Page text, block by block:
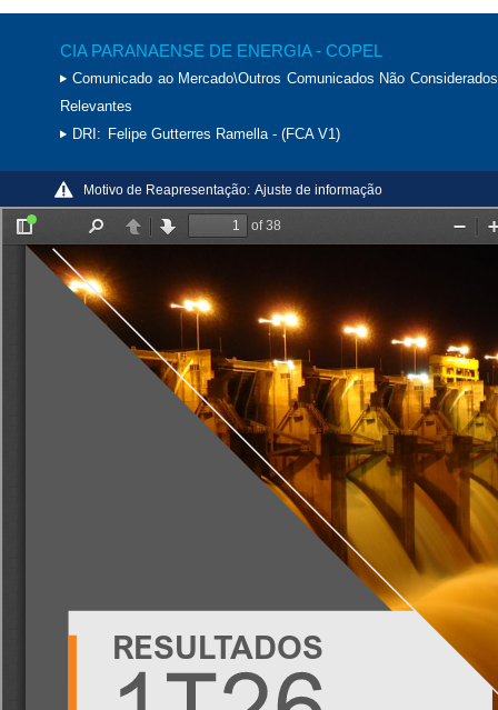
CIA PARANAENSE DE ENERGIA - COPEL
Comunicado ao Mercado\Outros Comunicados Não
Relevantes
DRI: Felipe Gutterres Ramella - (FCA V1)
Motivo de Reapresentação: Ajuste de informação